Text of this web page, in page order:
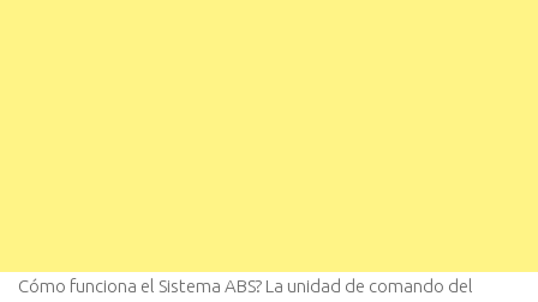
Cómo funciona el Sistema ABS? La unidad de comando del